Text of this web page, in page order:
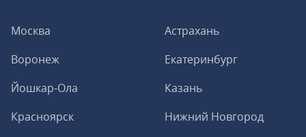
Москва
Астрахань
Воронеж
Екатеринбург
Йошкар-Ола
Казань
Красноярск
Нижний Новгород